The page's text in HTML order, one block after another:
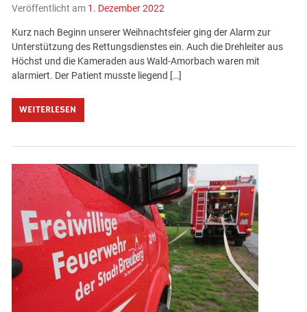
Veröffentlicht am 1. Dezember 2022
Kurz nach Beginn unserer Weihnachtsfeier ging der Alarm zur
Unterstützung des Rettungsdienstes ein. Auch die Drehleiter aus
Höchst und die Kameraden aus Wald-Amorbach waren mit
alarmiert. Der Patient musste liegend […]
WEITERLESEN